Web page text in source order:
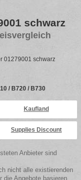
schwarz
01279001 schwarz
/ B720 / B730
Kaufland
Supplies Discount
Anbieter sind
nicht alle existierenden
die Angebote basieren